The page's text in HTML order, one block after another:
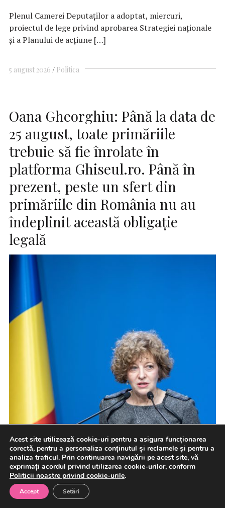
Plenul Camerei Deputaţilor a adoptat, miercuri,
proiectul de lege privind aprobarea Strategiei naţionale
şi a Planului de acţiune […]
5 august 2026 Politica
Oana Gheorghiu: Până la data de
25 august, toate primăriile
trebuie să fie înrolate în
platforma Ghiseul.ro. Până în
prezent, peste un sfert din
primăriile din România nu au
îndeplinit această obligaţie
legală
Acest site utilizează cookie-uri pentru a asigura funcționarea
corectă, pentru a personaliza conținutul și reclamele și pentru a
analiza traficul. Prin continuarea navigării pe acest site, vă
exprimați acordul privind utilizarea cookie-urilor, conform
Politicii noastre privind cookie-urile.
Accept Setări